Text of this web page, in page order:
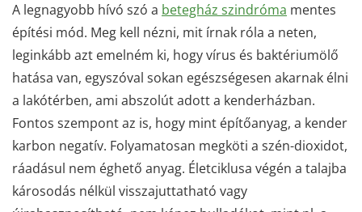
A legnagyobb hívó szó a betegház szindróma mentes
építési mód. Meg kell nézni, mit írnak róla a neten,
leginkább azt emelném ki, hogy vírus és baktériumölő
hatása van, egyszóval sokan egészségesen akarnak élni
a lakótérben, ami abszolút adott a kenderházban.
Fontos szempont az is, hogy mint építőanyag, a kender
karbon negatív. Folyamatosan megköti a szén-dioxidot,
ráadásul nem éghető anyag. Életciklusa végén a talajba
károsodás nélkül visszajuttatható vagy